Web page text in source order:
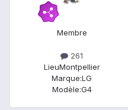
Membre
261
LieuMontpellier
Marque:LG
Modèle:G4